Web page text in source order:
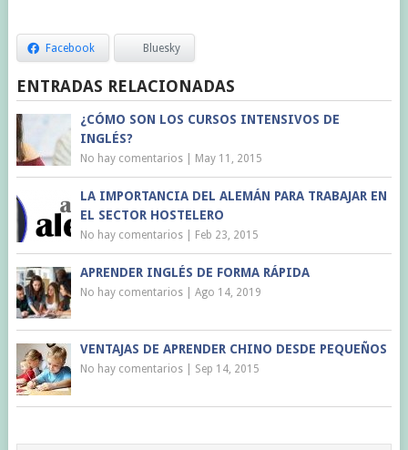
Facebook Bluesky
ENTRADAS RELACIONADAS
¿CÓMO SON LOS CURSOS INTENSIVOS DE
INGLÉS?
No hay comentarios| May 11, 2015
LA IMPORTANCIA DEL ALEMÁN PARA TRABAJAR EN
EL SECTOR HOSTELERO
No hay comentarios| Feb 23, 2015
APRENDER INGLÉS DE FORMA RÁPIDA
No hay comentarios| Ago 14, 2019
VENTAJAS DE APRENDER CHINO DESDE PEQUEÑOS
No hay comentarios| Sep 14, 2015